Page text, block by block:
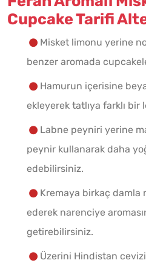
Cupcake Tarifi
Misket limonu yerine
benzer aromada
Hamurun içerisine
ekleyerek tatlıya farklı bir
Labne peyniri yerine
peynir kullanarak daha
edebilirsiniz.
Kremaya birkaç damla
ederek narenciye
getirebilirsiniz.
Üzerini Hindistan